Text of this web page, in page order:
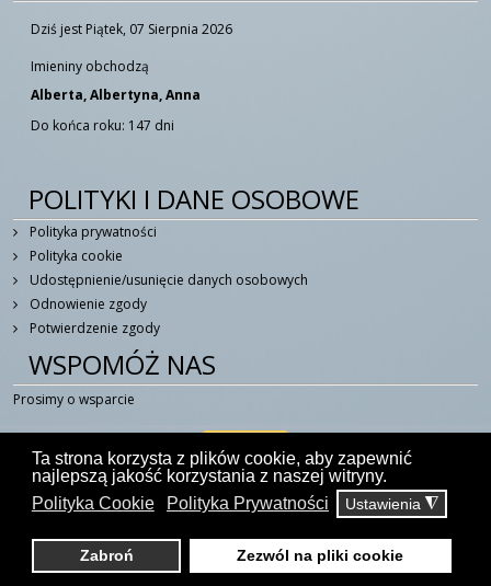
Ta strona korzysta z plików cookie, aby zapewnić
najlepszą jakość korzystania z naszej witryny.
Polityka Cookie
Polityka Prywatności Ustawienia ◮
Zabroń Zezwól na pliki cookie
Dziś jest Piątek, 07 Sierpnia 2026
Imieniny obchodzą
Alberta, Albertyna, Anna
Do końca roku: 147 dni
POLITYKI I DANE OSOBOWE
Polityka prywatności
Polityka cookie
Udostępnienie/usunięcie danych osobowych
Odnowienie zgody
Potwierdzenie zgody
WSPOMÓŻ NAS
Prosimy o wsparcie
© 2014 - 2026 W Duchu Świętym - Portal Katolicki
kontakt@wduchuswietym.com